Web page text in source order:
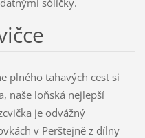
plného tahavých cest si
naše loňská nejlepší
je odvážný
v Perštejně z dílny